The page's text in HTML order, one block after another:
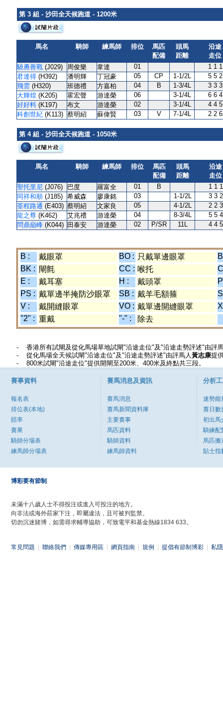
第 3 組 - 沙田全天候跑道 - 1200米
馬名 騎師 練馬師 排位
馬匹
配備
頭馬
距離
沿途
走位
驍勇善戰 (J029) 周俊樂 韋達 01
1 1 1
君達得 (H392) 潘明輝 丁冠豪 05 CP 1-1/2L
5 5 2
飛雲 (H320) 班德禮 方嘉柏 04 B 1-3/4L
3 3 3
大輝煌 (K205) 霍宏聲 游達榮 06 3-1/4L
6 6 4
好好料 (K197) 布文 游達榮 02 3-1/4L
4 4 5
科創世紀 (K113) 蔡明紹 蘇偉賢 03 V 7-1/4L 2 2 6
第 4 組 - 沙田全天候跑道 - 1050米
馬名 騎師 練馬師 排位
馬匹
配備
頭馬
距離
沿途
走位
聖托里尼 (J076) 巴度 羅富全 01 B
1 1 1
同祥和順 (J185) 希威森 廖康銘 03 1-1/2L
3 3 2
荃程路通 (E403) 蔡明紹 文家良 05 4-1/2L
2 2 3
龍之尊 (K462) 艾兆禮 游達榮 04 8-3/4L
5 5 4
問鼎巔峰 (K044) 田泰安 游達榮 02 P/SR 11L 4 4 5
B : 戴眼罩 BO : 只戴單邊眼罩
BK : 閘氈 CC : 喉托
E :
戴耳塞 H : 戴頭罩
PS : 戴單邊半掩防沙眼罩 SB : 戴羊毛額箍
V :
戴開縫眼罩 VO : 戴單邊開縫眼罩
"2" : 重戴 "-" : 除去
香港所有試閘及從化馬場草地試閘"沿途走位"及"沿途走勢評述"由評
從化馬場全天候試閘"沿途走位"及"沿途走勢評述"由評馬人黃志康提
800米試閘"沿途走位"提供開閘至200米、400米及終點共三段。
賽事資料
報名表
排位表(本地)
賠率
賽果
騎師分場表
練馬師分場表
賽馬消息及資訊
賽馬消息
賽馬新聞資料庫
主要賽事
馬匹資料
騎師資料
練馬師資料
分析
速勢能
賽日數
初出馬
騎練配
馬匹搬
貼士指
博彩要有節制
未滿十八歲人士不得投注或進入可投注的地方。
向非法或海外莊家下注，即屬違法，且可被判監禁。
切勿沉迷賭博，如需尋求輔導協助，可致電平和基金熱線1834 633。
常見問題 聯絡我們 傳媒專用區 網頁指南 規例 提倡有節制博彩 私